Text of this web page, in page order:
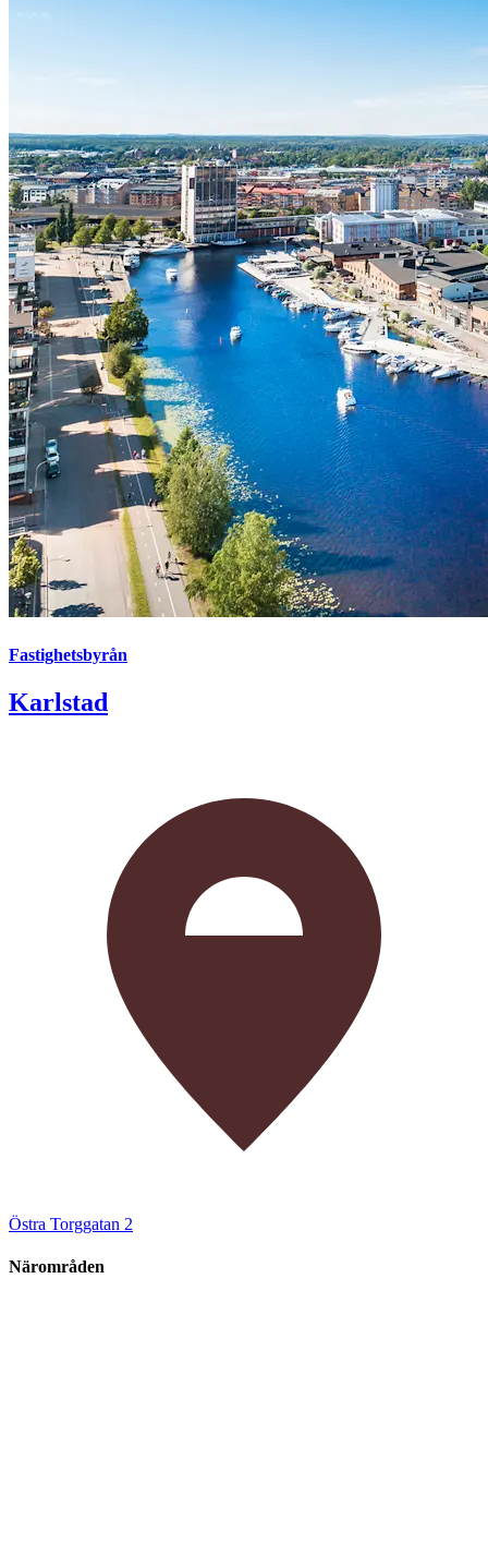
Fastighetsbyrån
Karlstad
Östra Torggatan 2
Närområden